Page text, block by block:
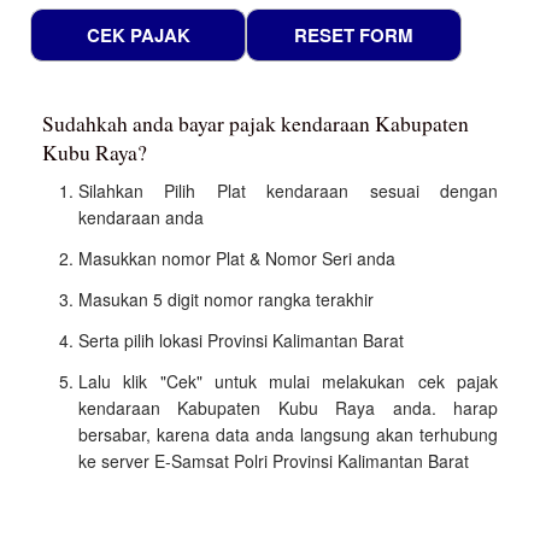
Sudahkah anda bayar pajak kendaraan Kabupaten
Kubu Raya?
Silahkan Pilih Plat kendaraan sesuai dengan
kendaraan anda
Masukkan nomor Plat & Nomor Seri anda
Masukan 5 digit nomor rangka terakhir
Serta pilih lokasi Provinsi Kalimantan Barat
Lalu klik "Cek" untuk mulai melakukan cek pajak
kendaraan Kabupaten Kubu Raya anda. harap
bersabar, karena data anda langsung akan terhubung
ke server E-Samsat Polri Provinsi Kalimantan Barat